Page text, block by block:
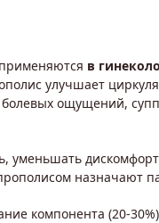
в
улучшает
ощущений,
уменьшать
назначают
компонента (20-